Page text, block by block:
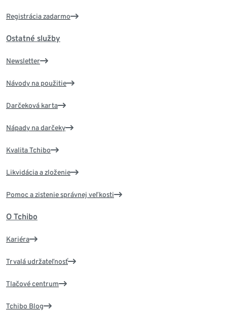
Registrácia zadarmo
Ostatné služby
Newsletter
Návody na použitie
Darčeková karta
Nápady na darčeky
Kvalita Tchibo
Likvidácia a zloženie
Pomoc a zistenie správnej veľkosti
O Tchibo
Kariéra
Trvalá udržateľnosť
Tlačové centrum
Tchibo Blog